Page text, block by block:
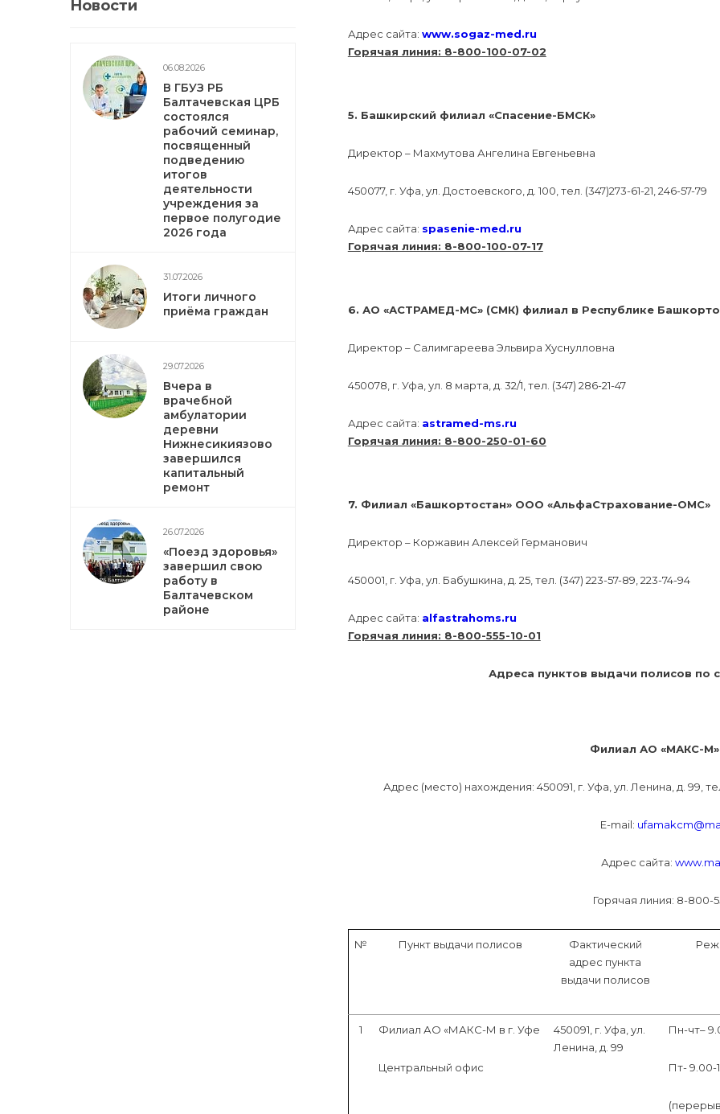
Новости
06.08.2026
В ГБУЗ РБ
Балтачевская ЦРБ
состоялся
рабочий семинар,
посвященный
подведению
итогов
деятельности
учреждения за
первое полугодие
2026 года
31.07.2026
Итоги личного
приёма граждан
29.07.2026
Вчера в
врачебной
амбулатории
деревни
Нижнесикиязово
завершился
капитальный
ремонт
26.07.2026
«Поезд здоровья»
завершил свою
работу в
Балтачевском
районе
Адрес сайта: www.sogaz-med.ru
Горячая линия: 8-800-100-07-02
5. Башкирский филиал «Спасение-БМСК»
Директор – Махмутова Ангелина Евгеньевна
450077, г. Уфа, ул. Достоевского, д. 100, тел. (347)273-61-21, 246-57-79
Адрес сайта: spasenie-med.ru
Горячая линия: 8-800-100-07-17
6. АО «АСТРАМЕД-МС» (СМК) филиал в Республике
Директор – Салимгареева Эльвира Хуснулловна
450078, г. Уфа, ул. 8 марта, д. 32/1, тел. (347) 286-21-47
Адрес сайта: astramed-ms.ru
Горячая линия: 8-800-250-01-60
7. Филиал «Башкортостан» ООО «АльфаСтрахование-ОМС»
Директор – Коржавин Алексей Германович
450001, г. Уфа, ул. Бабушкина, д. 25, тел. (347) 223-57-89, 223-74-94
Адрес сайта: alfastrahoms.ru
Горячая линия: 8-800-555-10-01
Адреса пунктов выдачи полисов по
Филиал АО «МАКС-М»
Адрес (место) нахождения: 450091, г. Уфа, ул. Ленина, д. 99,
Е-mail:
Адрес сайта:
Горячая линия: 8-800-
№ Пункт выдачи полисов
Фактический
адрес пункта
выдачи полисов
1 Филиал АО «МАКС-М в г. Уфе
Центральный офис
450091, г. Уфа, ул.
Ленина, д. 99
Пн-чт–
Пт- 9.00-
(перерыв